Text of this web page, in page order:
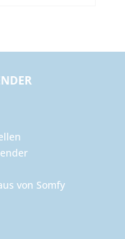
von Somfy